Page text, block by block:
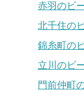
赤羽のビ
北千住の
錦糸町の
立川のビ
門前仲町